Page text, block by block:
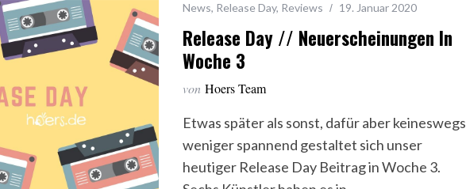
News, Release Day, Reviews 19. Januar 2020
Release Day // Neuerscheinungen In
Woche 3
von Hoers Team
Etwas später als sonst, dafür aber keineswegs
weniger spannend gestaltet sich unser
heutiger Release Day Beitrag in Woche 3.